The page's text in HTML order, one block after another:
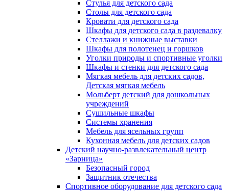
Стулья для детского сада
Столы для детского сада
Кровати для детского сада
Шкафы для детского сада в раздевалку
Стеллажи и книжные выставки
Шкафы для полотенец и горшков
Уголки природы и спортивные уголки
Шкафы и стенки для детского сада
Мягкая мебель для детских садов,
Детская мягкая мебель
Мольберт детский для дошкольных
учреждений
Сушильные шкафы
Системы хранения
Мебель для ясельных групп
Кухонная мебель для детских садов
Детский научно-развлекательный центр
«Зарница»
Безопасный город
Защитник отечества
Спортивное оборудование для детского сада